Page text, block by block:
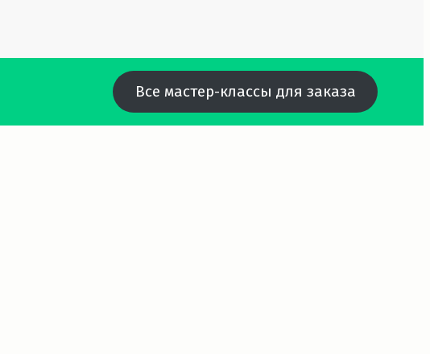
Все мастер-классы для заказа